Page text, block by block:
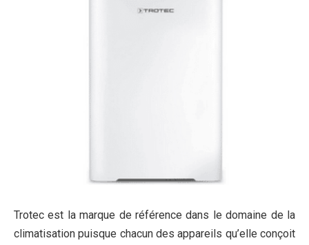
Trotec est la marque de référence dans le domaine de la
climatisation puisque chacun des appareils qu’elle conçoit